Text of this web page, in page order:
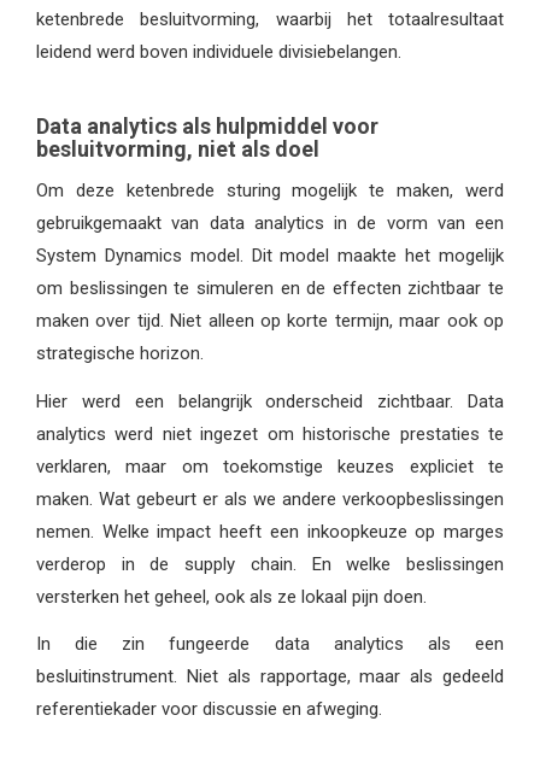
ketenbrede besluitvorming, waarbij het totaalresultaat
leidend werd boven individuele divisiebelangen.
Data analytics als hulpmiddel voor
besluitvorming, niet als doel
Om deze ketenbrede sturing mogelijk te maken, werd
gebruikgemaakt van data analytics in de vorm van een
System Dynamics model. Dit model maakte het mogelijk
om beslissingen te simuleren en de effecten zichtbaar te
maken over tijd. Niet alleen op korte termijn, maar ook op
strategische horizon.
Hier werd een belangrijk onderscheid zichtbaar. Data
analytics werd niet ingezet om historische prestaties te
verklaren, maar om toekomstige keuzes expliciet te
maken. Wat gebeurt er als we andere verkoopbeslissingen
nemen. Welke impact heeft een inkoopkeuze op marges
verderop in de supply chain. En welke beslissingen
versterken het geheel, ook als ze lokaal pijn doen.
In die zin fungeerde data analytics als een
besluitinstrument. Niet als rapportage, maar als gedeeld
referentiekader voor discussie en afweging.